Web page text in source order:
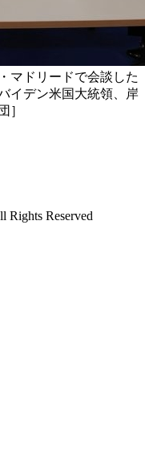
マドリードで会談した
イデン米国大統領、岸
］
Rights Reserved